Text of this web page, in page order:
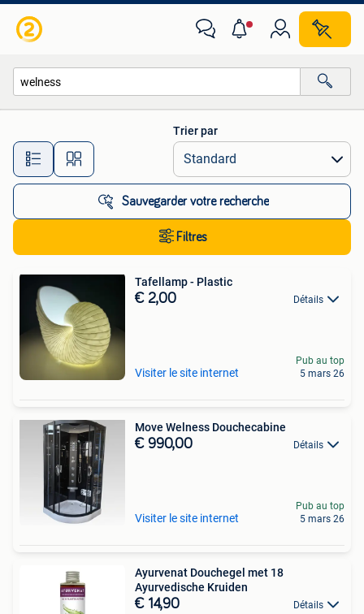
Toutes les distances…
Trier par
Sauvegarder votre recherche
Filtres
Tafellamp - Plastic
€ 2,00 Détails
Visiter le site internet
Pub au top
5 mars 26
Move Welness Douchecabine
€ 990,00 Détails
Visiter le site internet
Pub au top
5 mars 26
Ayurvenat Douchegel met 18
Ayurvedische Kruiden
€ 14,90 Détails